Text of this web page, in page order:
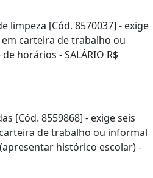
limpeza [Cód. 8570037] - exige
carteira de trabalho ou
horários - SALÁRIO R$
[Cód. 8559868] - exige seis
de trabalho ou informal
histórico escolar) -